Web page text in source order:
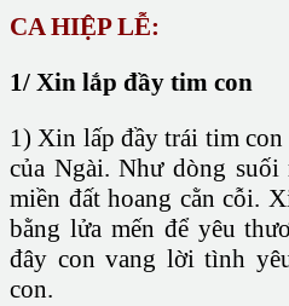
CA HIỆP LỄ:
1/ Xin lắp đầy tim con
1) Xin lấp đầy trái tim
của Ngài. Như dòng
miền đất hoang cằn cỗi.
bằng lửa mến để yêu
đây con vang lời tình
con.